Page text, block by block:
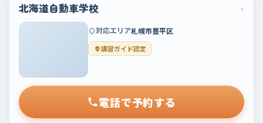
北海道自動車学校 ›
対応エリア札幌市豊平区
講習ガイド認定
電話で予約する